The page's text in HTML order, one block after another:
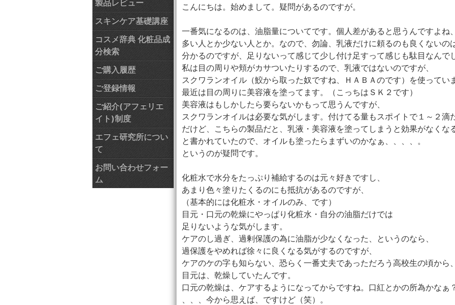
製品レビュー
スキンケア基礎講座
コスメ辞典 化粧品成
分検索
ご購入履歴
ご登録情報
ご紹介(アフェリエ
イト)制度
エフェ研究所につい
て
お問い合わせフォー
ム
こんにちは。始めまして。疑問があるのですが。
一番気になるのは、油脂量についてです。個人差があると思うんですよね
多い人とか少ない人とか。なので、勿論、乳液だけに頼るのも良くないの
分かるのですが、足りないって感じて少し付け足すって感じも駄目なんで
私は目の周りや頬がカサついたりするので、乳液ではないのですが、
スクワランオイル（鮫から取った奴ですね、ＨＡＢＡのです）を使ってい
最近は目の周りに美容液を塗ってます。（こっちはＳＫ２です）
美容液はもしかしたら要らないかもって思うんですが、
スクワランオイルは必要な気がします。付けてる量もスポイトで１～２滴
だけど、こちらの製品だと、乳液・美容液を塗ってしまうと効果がなくなる
と書かれていたので、オイルも塗ったらまずいのかなぁ、、、、。
というのが疑問です。
化粧水で水分をたっぷり補給するのは元々好きですし、
あまり色々塗りたくるのにも抵抗があるのですが、
（基本的には化粧水・オイルのみ、です）
目元・口元の乾燥にやっぱり化粧水・自分の油脂だけでは
足りないような気がします。
ケアのし過ぎ、過剰保護の為に油脂が少なくなった、というのなら、
過保護をやめれば徐々に良くなる気がするのですが、
ケアのケの字も知らない、恐らく一番丈夫であっただろう高校生の頃から、
目元は、乾燥していたんです。
口元の乾燥は、ケアするようになってからですね。口紅とかの所為かなぁ
、、、今から思えば、ですけど（笑）。